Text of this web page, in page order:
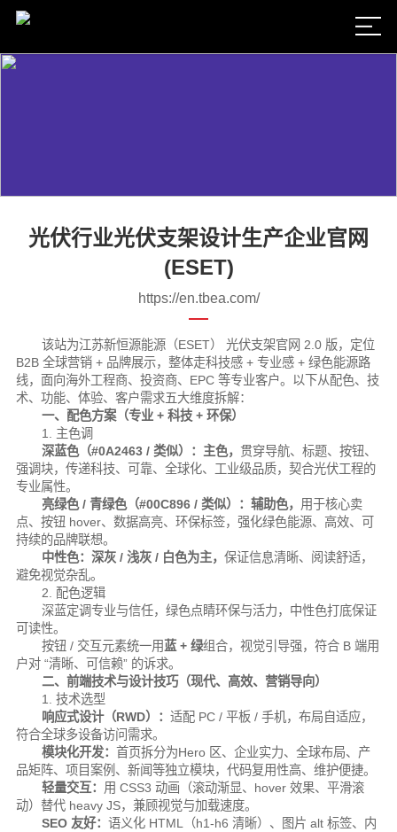
光伏行业光伏支架设计生产企业官网
(ESET)
https://en.tbea.com/
该站为江苏新恒源能源（ESET） 光伏支架官网 2.0 版，定位
B2B 全球营销 + 品牌展示，整体走科技感 + 专业感 + 绿色能源路
线，面向海外工程商、投资商、EPC 等专业客户。以下从配色、技
术、功能、体验、客户需求五大维度拆解：
一、配色方案（专业 + 科技 + 环保）
1. 主色调
深蓝色（#0A2463 / 类似）： 主色， 贯穿导航、标题、按钮、
强调块，传递科技、可靠、全球化、工业级品质，契合光伏工程的
专业属性。
亮绿色 / 青绿色（#00C896 / 类似）： 辅助色， 用于核心卖
点、按钮 hover、数据高亮、环保标签，强化绿色能源、高效、可
持续的品牌联想。
中性色： 深灰 / 浅灰 / 白色为主， 保证信息清晰、阅读舒适，
避免视觉杂乱。
2. 配色逻辑
深蓝定调专业与信任，绿色点睛环保与活力，中性色打底保证
可读性。
按钮 / 交互元素统一用蓝 + 绿组合，视觉引导强，符合 B 端用
户对 “清晰、可信赖” 的诉求。
二、前端技术与设计技巧（现代、高效、营销导向）
1. 技术选型
响应式设计（RWD）： 适配 PC / 平板 / 手机，布局自适应，
符合全球多设备访问需求。
模块化开发： 首页拆分为Hero 区、企业实力、全球布局、产
品矩阵、项目案例、新闻等独立模块，代码复用性高、维护便捷。
轻量交互： 用 CSS3 动画（滚动渐显、hover 效果、平滑滚
动）替代 heavy JS，兼顾视觉与加载速度。
SEO 友好： 语义化 HTML（h1-h6 清晰）、图片 alt 标签、内